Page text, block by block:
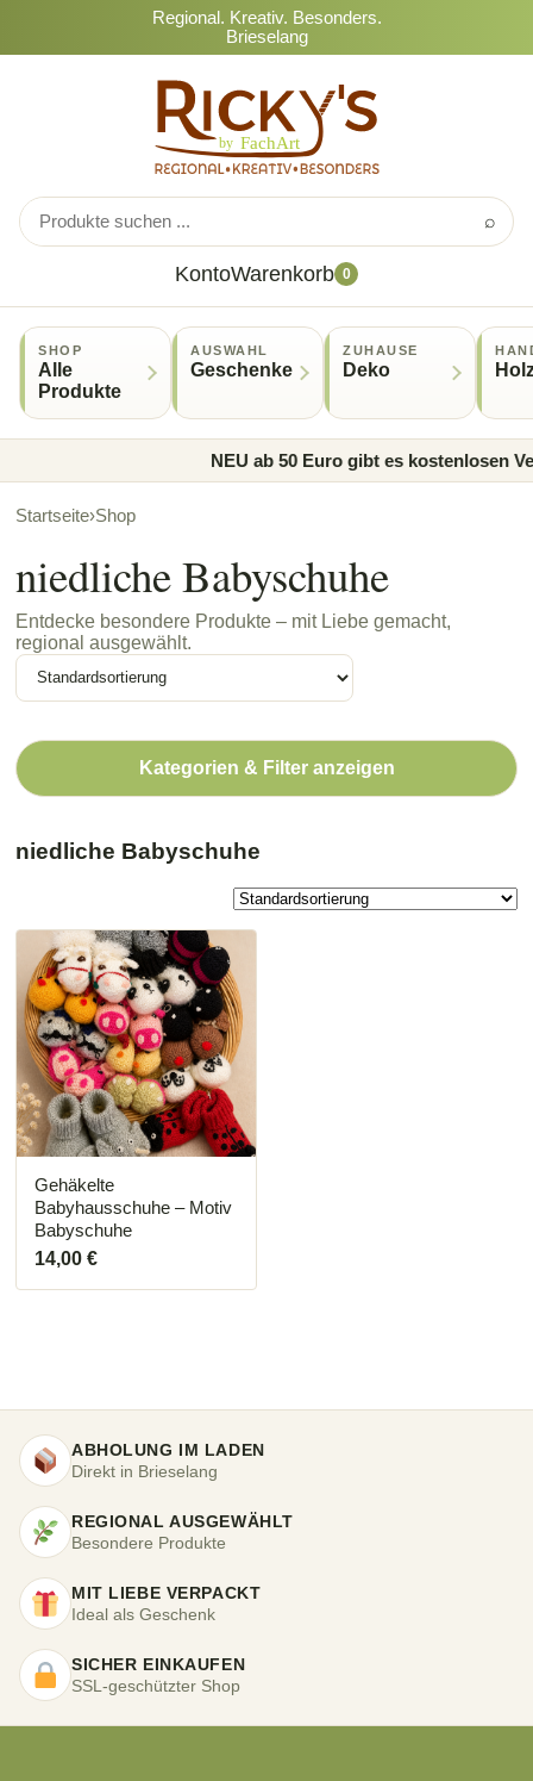
Regional. Kreativ. Besonders.
Brieselang
⌕
KontoWarenkorb 0
SHOP
Alle
Produkte
AUSWAHL
Geschenke
ZUHAUSE
Deko
NEU ab 50 Euro gibt es kostenlosen
Startseite›Shop
niedliche Babyschuhe
Entdecke besondere Produkte – mit Liebe gemacht,
regional ausgewählt.
Kategorien & Filter anzeigen
niedliche Babyschuhe
Gehäkelte
Babyhausschuhe – Motiv
Babyschuhe
14,00 €
Dieses
Produkt
weist
mehrere
Varianten
auf.
Die
Optionen
können
auf
der
Produktseite
gewählt
werden
ABHOLUNG IM LADEN
Direkt in Brieselang
REGIONAL AUSGEWÄHLT
Besondere Produkte
MIT LIEBE VERPACKT
Ideal als Geschenk
SICHER EINKAUFEN
SSL-geschützter Shop